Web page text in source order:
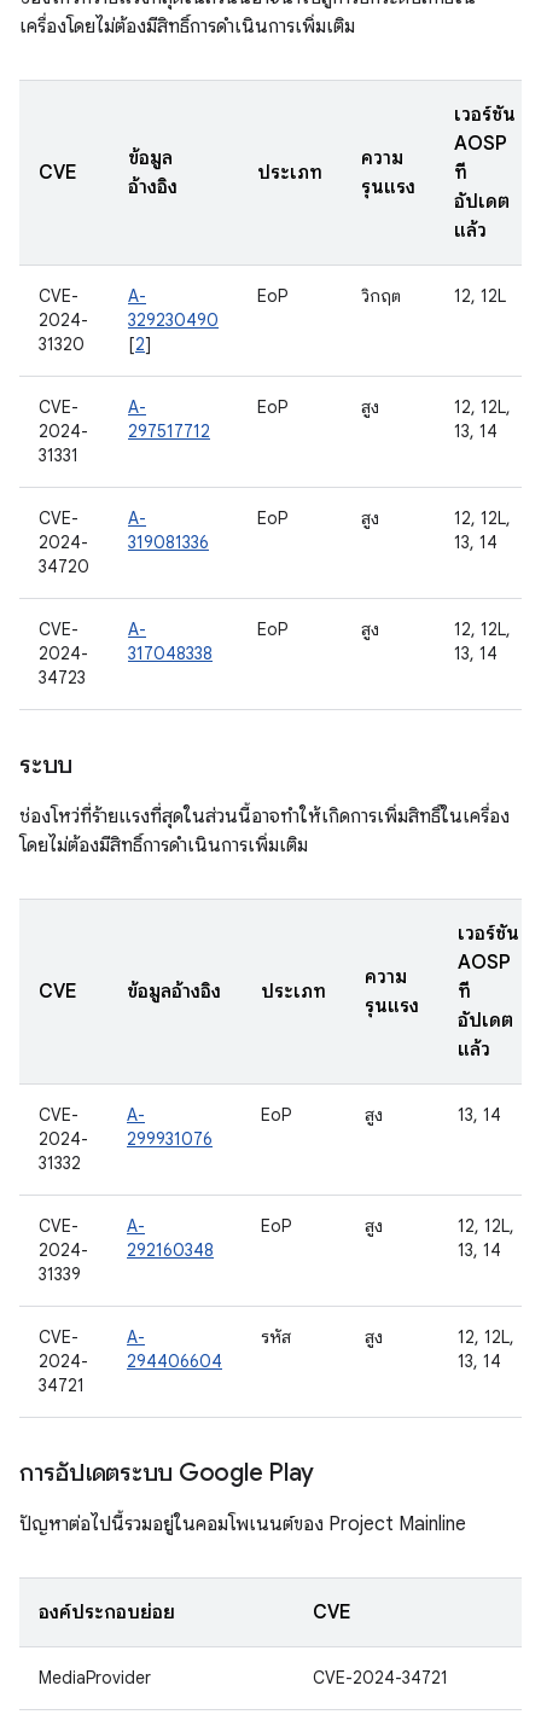
เครื่องโดยไม่ต้องมีสิทธิ์การดำเนินการเพิ่มเติม
CVE
ข้อมูล
อ้างอิง
ประเภท
ความ
รุนแรง
เวอร์ชัน
AOSP
ที่
อัปเดต
แล้ว
CVE-
2024-
31320
A-
329230490
[2]
EoP วิกฤต 12, 12L
CVE-
2024-
31331
A-
297517712
EoP สูง
12, 12L,
13, 14
CVE-
2024-
34720
A-
319081336
EoP สูง
12, 12L,
13, 14
CVE-
2024-
34723
A-
317048338
EoP สูง
12, 12L,
13, 14
ระบบ
ช่องโหว่ที่ร้ายแรงที่สุดในส่วนนี้อาจทำให้เกิดการเพิ่มสิทธิ์ในเครื่อง
โดยไม่ต้องมีสิทธิ์การดำเนินการเพิ่มเติม
CVE ข้อมูลอ้างอิง ประเภท
ความ
รุนแรง
เวอร์ชัน
AOSP
ที่
อัปเดต
แล้ว
CVE-
2024-
31332
A-
299931076
EoP สูง 13, 14
CVE-
2024-
31339
A-
292160348
EoP สูง
12, 12L,
13, 14
CVE-
2024-
34721
A-
294406604
รหัส สูง
12, 12L,
13, 14
การอัปเดตระบบ Google Play
ปัญหาต่อไปนี้รวมอยู่ในคอมโพเนนต์ของ Project Mainline
องค์ประกอบย่อย CVE
MediaProvider CVE-2024-34721